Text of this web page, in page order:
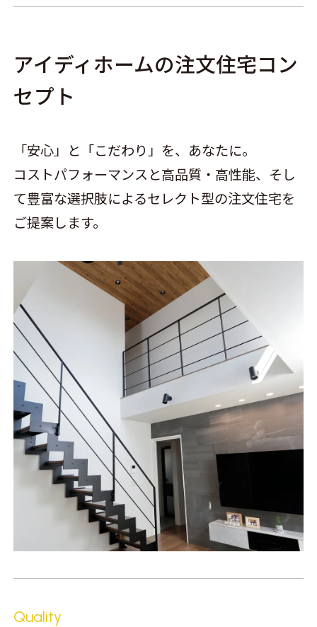
アイディホームの注文住宅コン
セプト
「安心」と「こだわり」を、あなたに。
コストパフォーマンスと高品質・高性能、そし
て豊富な選択肢によるセレクト型の注文住宅を
ご提案します。
Quality